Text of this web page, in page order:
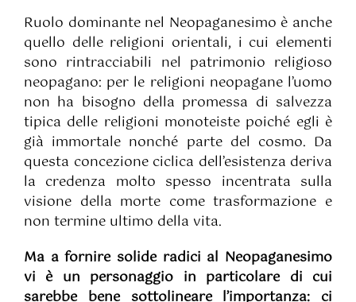
Ruolo dominante nel Neopaganesimo è anche
quello delle religioni orientali, i cui elementi
sono rintracciabili nel patrimonio religioso
neopagano: per le religioni neopagane l’uomo
non ha bisogno della promessa di salvezza
tipica delle religioni monoteiste poiché egli è
già immortale nonché parte del cosmo. Da
questa concezione ciclica dell’esistenza deriva
la credenza molto spesso incentrata sulla
visione della morte come trasformazione e
non termine ultimo della vita.
Ma a fornire solide radici al Neopaganesimo
vi è un personaggio in particolare di cui
sarebbe bene sottolineare l’importanza: ci